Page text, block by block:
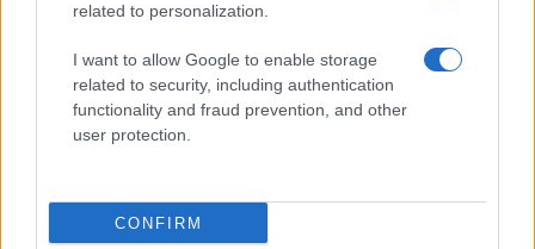
related to personalization.
I want to allow Google to enable storage
related to security, including authentication
functionality and fraud prevention, and other
user protection.
CONFIRM